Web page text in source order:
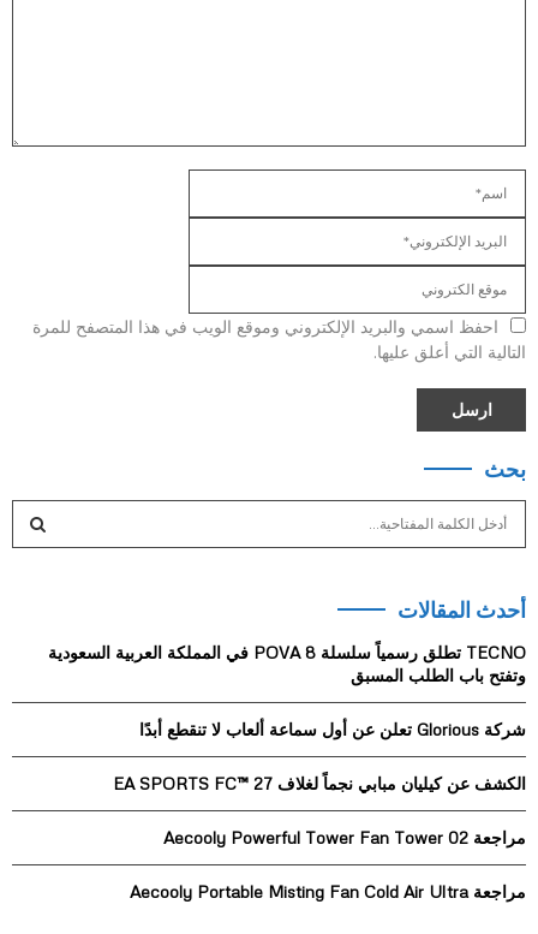
احفظ اسمي والبريد الإلكتروني وموقع الويب في هذا المتصفح للمرة
التالية التي أعلق عليها.
بحث
c
f
o
:
C
H
أحدث المقالات
TECNO تطلق رسمياً سلسلة POVA 8 في المملكة العربية السعودية
وتفتح باب الطلب المسبق
شركة Glorious تعلن عن أول سماعة ألعاب لا تنقطع أبدًا
الكشف عن كيليان مبابي نجماً لغلاف EA SPORTS FC™ 27
مراجعة Aecooly Powerful Tower Fan Tower 02
مراجعة Aecooly Portable Misting Fan Cold Air Ultra